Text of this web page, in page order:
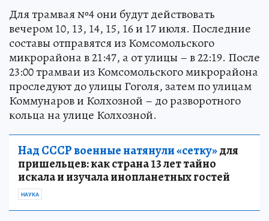
Для трамвая №4 они будут действовать
вечером 10, 13, 14, 15, 16 и 17 июля. Последние
составы отправятся из Комсомольского
микрорайона в 21:47, а от улицы – в 22:19. После
23:00 трамваи из Комсомольского микрорайона
проследуют до улицы Гоголя, затем по улицам
Коммунаров и Колхозной – до разворотного
кольца на улице Колхозной.
Над СССР военные натянули «сетку»для
пришельцев: как страна 13 лет тайно
искала и изучала инопланетных гостей
НАУКА